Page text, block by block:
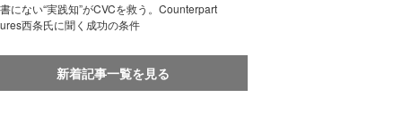
にない“実践知”がCVCを救う。Counterpart
西条氏に聞く成功の条件
新着記事一覧を見る